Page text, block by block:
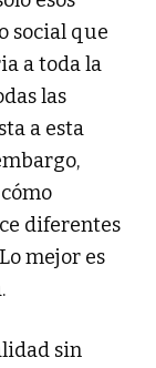
social que
a toda la
las
a esta
diferentes
mejor es
sin